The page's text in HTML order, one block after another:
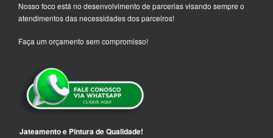
Nosso foco está no desenvolvimento de parcerias visando sempre o
atendimentos das necessidades dos parceiros!
Faça um orçamento sem compromisso!
Jateamento e Pintura de Qualidade!